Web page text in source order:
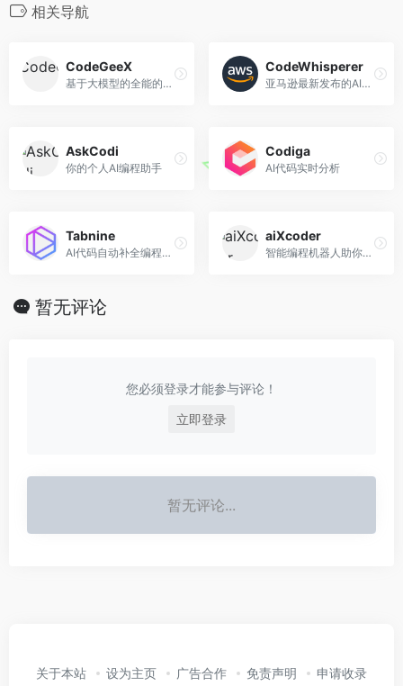
相关导航
CodeGeeX
基于大模型的全能的智能编程助手。
CodeWhisperer
亚马逊最新发布的AI编程助手
AskCodi
你的个人AI编程助手
Codiga
AI代码实时分析
Tabnine
AI代码自动补全编程助手
aiXcoder
智能编程机器人助你高效开发,尽享编程乐趣.
暂无评论
您必须登录才能参与评论！
立即登录
暂无评论...
关于本站 设为主页 广告合作 免责声明 申请收录